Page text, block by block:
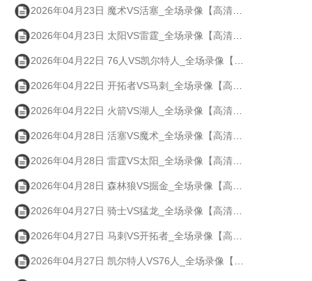
2026年04月23日 魔术VS活塞_全场录像【高清回放】
2026年04月23日 太阳VS雷霆_全场录像【高清回放】
2026年04月22日 76人VS凯尔特人_全场录像【高清回放】
2026年04月22日 开拓者VS马刺_全场录像【高清回放】
2026年04月22日 火箭VS湖人_全场录像【高清回放】
2026年04月28日 活塞VS魔术_全场录像【高清回放】
2026年04月28日 雷霆VS太阳_全场录像【高清回放】
2026年04月28日 森林狼VS掘金_全场录像【高清回放】
2026年04月27日 骑士VS猛龙_全场录像【高清回放】
2026年04月27日 马刺VS开拓者_全场录像【高清回放】
2026年04月27日 凯尔特人VS76人_全场录像【高清回放】